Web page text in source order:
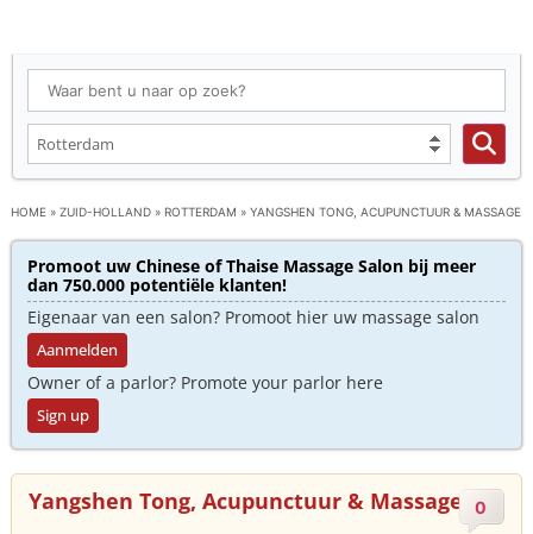
HOME » ZUID-HOLLAND » ROTTERDAM » YANGSHEN TONG, ACUPUNCTUUR & MASSAGE
Promoot uw Chinese of Thaise Massage Salon bij meer
dan 750.000 potentiële klanten!
Eigenaar van een salon? Promoot hier uw massage salon
Aanmelden
Owner of a parlor? Promote your parlor here
Sign up
Yangshen Tong, Acupunctuur & Massage 0